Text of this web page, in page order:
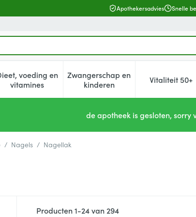
Apothekersadvies Snelle
voor Schoonheid, verzorging en hygiëne categorie
voeding en
vitaminesToon submenu voor Dieet, voeding en
Zwangerschap en
kinderenToon submenu voorVitaliteit 50+
Toon
de apotheek is gesloten, sorry
/ Nagels / Nagellak
Producten1-24van 294